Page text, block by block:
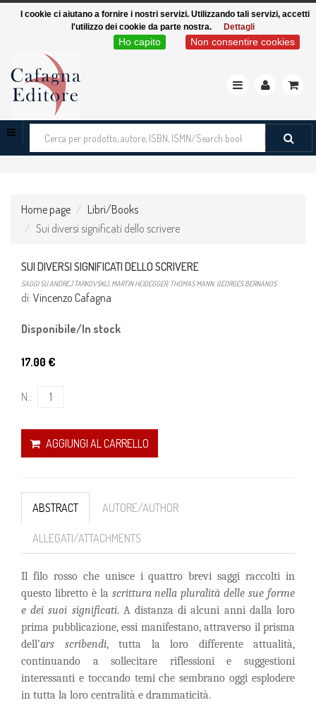
Toggle
Cerca
tra
Home page
Libri/Books
Sui diversi significati dello scrivere
SUI DIVERSI SIGNIFICATI DELLO SCRIVERE
SAGGI SU ANDREJ TARKOVSKIJ, MARTIN HEIDEGGER, THOMAS MANN, GEORGES BERNANOS
di: Vincenzo Cafagna
Disponibile/In stock
17.00 €
N.:
AGGIUNGI AL CARRELLO
ABSTRACT AUTORE/AUTHOR
ALLEGATI/ATTACHMENTS
Il filo rosso che unisce i quattro brevi saggi raccolti in
questo libretto è la scrittura nella pluralità delle sue forme
e dei suoi significati. A distanza di alcuni anni dalla loro
prima pubblicazione, essi manifestano, attraverso il prisma
dell’ars scribendi, tutta la loro differente attualità,
continuando a sollecitare riflessioni e suggestioni
interessanti e toccando temi che sembrano oggi esplodere
in tutta la loro centralità e drammaticità.
I cookie ci aiutano a fornire i nostri servizi. Utilizzando tali servizi, accetti
l'utilizzo dei cookie da parte nostra.
Dettagli
Non consentire cookies
Ho capito